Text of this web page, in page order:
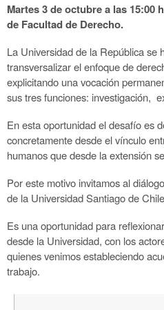
Martes 3 de octubre a las 15:00
de Facultad de Derecho.
La Universidad de la República se
transversalizar el enfoque de
explicitando una vocación
sus tres funciones: investigación,
En esta oportunidad el desafío es
concretamente desde el vínculo
humanos que desde la extensión
​Por este motivo​ invitamos al
de la Universidad Santiago de Chile
Es una oportunidad para
desde la Universidad, con los
quienesvenimos estableciendo
trabajo.